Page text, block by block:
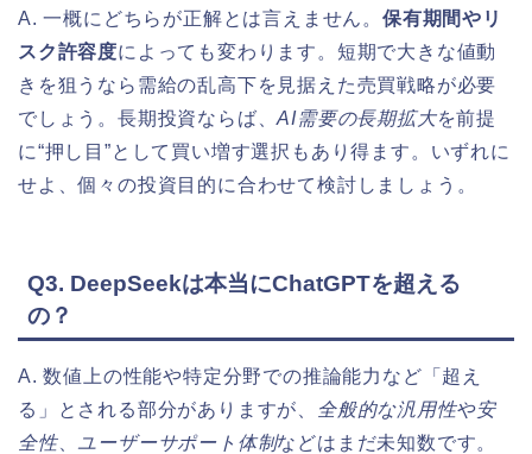
A. 一概にどちらが正解とは言えません。 保有期間やリ
スク許容度によっても変わります。短期で大きな値動
きを狙うなら需給の乱高下を見据えた売買戦略が必要
でしょう。長期投資ならば、AI需要の長期拡大を前提
に“押し目”として買い増す選択もあり得ます。いずれに
せよ、個々の投資目的に合わせて検討しましょう。
Q3. DeepSeekは本当にChatGPTを超える
の？
A. 数値上の性能や特定分野での推論能力など「超え
る」とされる部分がありますが、
全般的な汎用性や安
全性、 ユーザーサポート体制などはまだ未知数です。